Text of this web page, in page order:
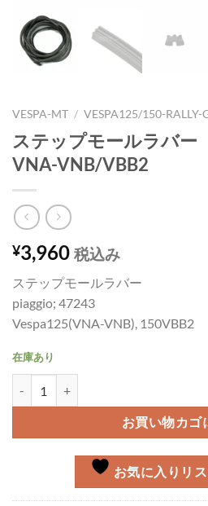
VESPA-MT / VESPA125/150-RALLY-
ステップモールラバ
VNA-VNB/VBB2
¥3,960 税込み
ステップモールラバー
piaggio; 47243
Vespa125(VNA-VNB), 150VBB2
在庫あり
お買い物カゴ
お気に入りリ